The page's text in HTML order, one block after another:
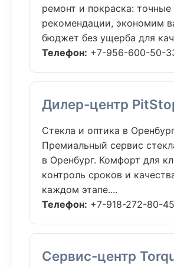
ремонт и покраска: точные
рекомендации, экономим
бюджет без ущерба для
Телефон: +7-956-600-50-
Дилер-центр
Стекла и оптика в
Премиальный сервис
в Оренбург. Комфорт для
контроль сроков и
каждом этапе....
Телефон: +7-918-272-80-45
Сервис-центр